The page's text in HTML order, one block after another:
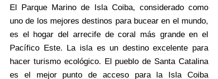
El Parque Marino de Isla Coiba, considerado como
uno de los mejores destinos para bucear en el mundo,
es el hogar del arrecife de coral más grande en el
Pacífico Este. La isla es un destino excelente para
hacer turismo ecológico. El pueblo de Santa Catalina
es el mejor punto de acceso para la Isla Coiba